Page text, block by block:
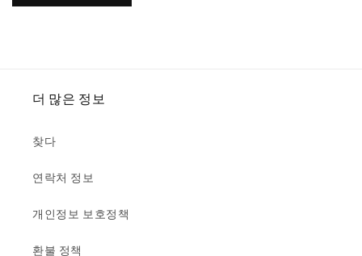
더 많은 정보
찾다
연락처 정보
개인정보 보호정책
환불 정책